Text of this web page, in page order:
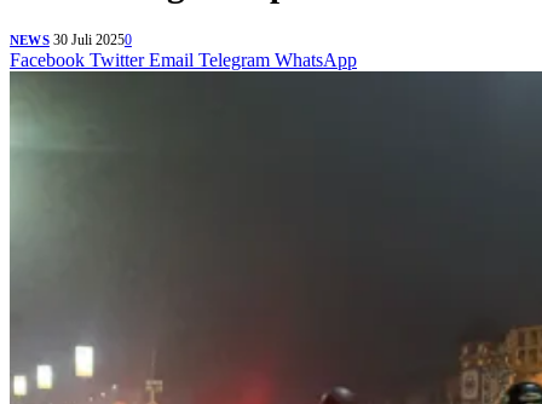
NEWS 30 Juli 20250
Facebook Twitter Email Telegram WhatsApp